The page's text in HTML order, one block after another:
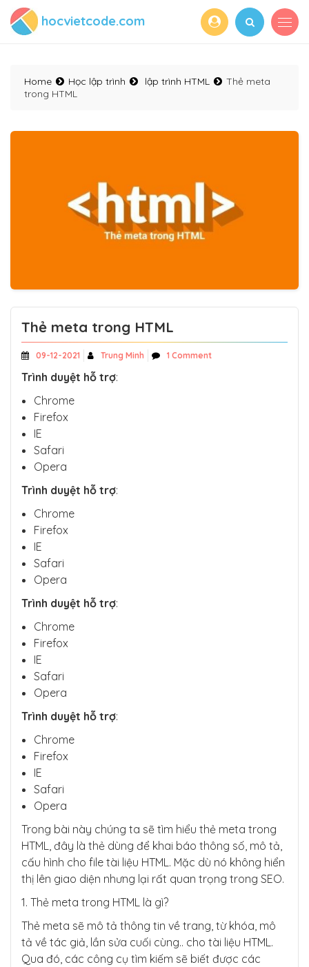
hocvietcode.com
Home Học lập trình lập trình HTML
Thẻ meta
trong HTML
Thẻ meta trong HTML
09-12-2021 Trung Minh 1 Comment
Trình duyệt hỗ trợ:
Chrome
Firefox
IE
Safari
Opera
Trình duyệt hỗ trợ:
Chrome
Firefox
IE
Safari
Opera
Trình duyệt hỗ trợ:
Chrome
Firefox
IE
Safari
Opera
Trình duyệt hỗ trợ:
Chrome
Firefox
IE
Safari
Opera
Trong bài này chúng ta sẽ tìm hiểu thẻ meta trong
HTML, đây là thẻ dùng để khai báo thông số, mô tả,
cấu hình cho file tài liệu HTML. Mặc dù nó không hiển
thị lên giao diện nhưng lại rất quan trọng trong SEO.
1. Thẻ meta trong HTML là gì?
Thẻ meta sẽ mô tả thông tin về trang, từ khóa, mô
tả về tác giả, lần sửa cuối cùng.. cho tài liệu HTML.
Qua đó, các công cụ tìm kiếm sẽ biết được các